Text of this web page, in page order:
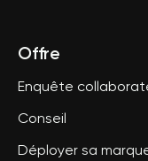
Offre
Enquête
Conseil
Déployer sa